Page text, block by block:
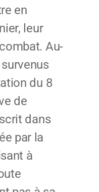
en
leur
Au-
du 8
de
dans
par la
à